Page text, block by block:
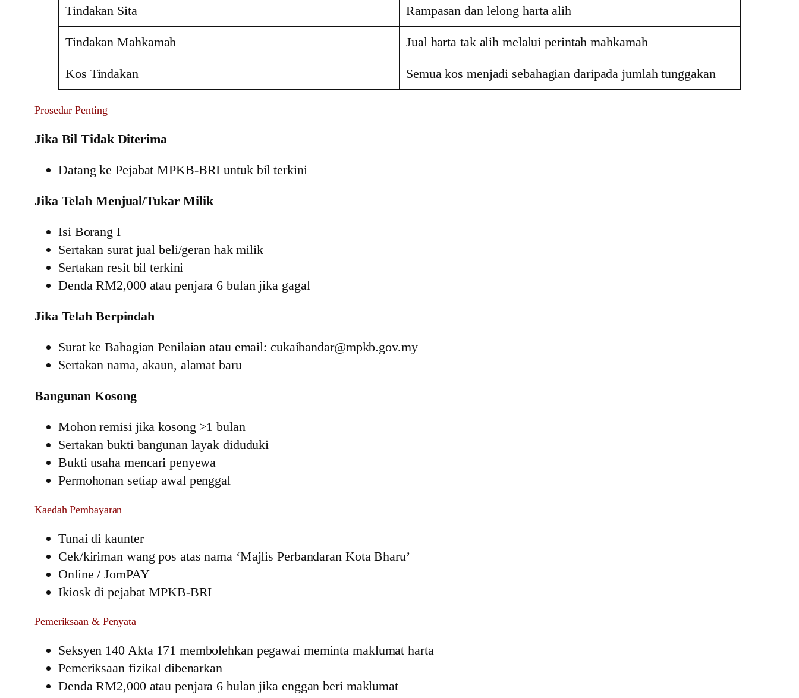
Tindakan Sita Rampasan dan lelong harta alih
Tindakan Mahkamah Jual harta tak alih melalui perintah mahkamah
Kos Tindakan Semua kos menjadi sebahagian daripada jumlah tunggakan
Prosedur Penting
Jika Bil Tidak Diterima
Datang ke Pejabat MPKB-BRI untuk bil terkini
Jika Telah Menjual/Tukar Milik
Isi Borang I
Sertakan surat jual beli/geran hak milik
Sertakan resit bil terkini
Denda RM2,000 atau penjara 6 bulan jika gagal
Jika Telah Berpindah
Surat ke Bahagian Penilaian atau email: cukaibandar@mpkb.gov.my
Sertakan nama, akaun, alamat baru
Bangunan Kosong
Mohon remisi jika kosong >1 bulan
Sertakan bukti bangunan layak diduduki
Bukti usaha mencari penyewa
Permohonan setiap awal penggal
Kaedah Pembayaran
Tunai di kaunter
Cek/kiriman wang pos atas nama ‘Majlis Perbandaran Kota Bharu’
Online / JomPAY
Ikiosk di pejabat MPKB-BRI
Pemeriksaan & Penyata
Seksyen 140 Akta 171 membolehkan pegawai meminta maklumat harta
Pemeriksaan fizikal dibenarkan
Denda RM2,000 atau penjara 6 bulan jika enggan beri maklumat